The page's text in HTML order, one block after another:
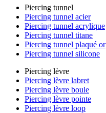
Piercing tunnel
Piercing tunnel acier
Piercing tunnel acrylique
Piercing tunnel titane
Piercing tunnel plaqué or
Piercing tunnel silicone
Piercing lèvre
Piercing lèvre labret
Piercing lèvre boule
Piercing lèvre pointe
Piercing lèvre loop